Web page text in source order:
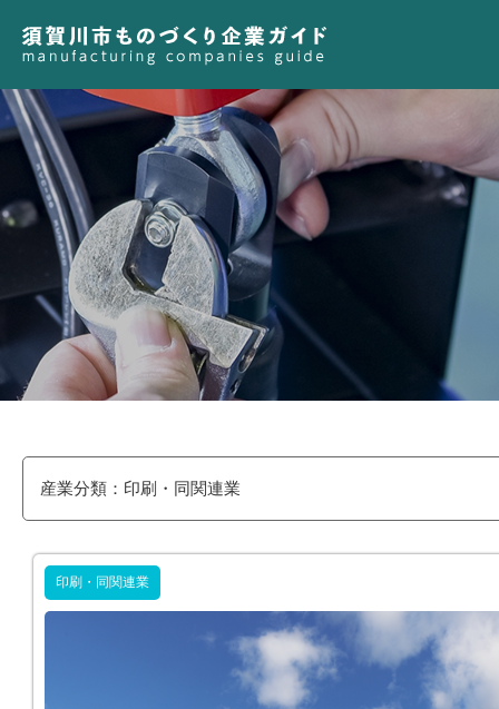
産業分類：印刷・同関連業
印刷・同関連業